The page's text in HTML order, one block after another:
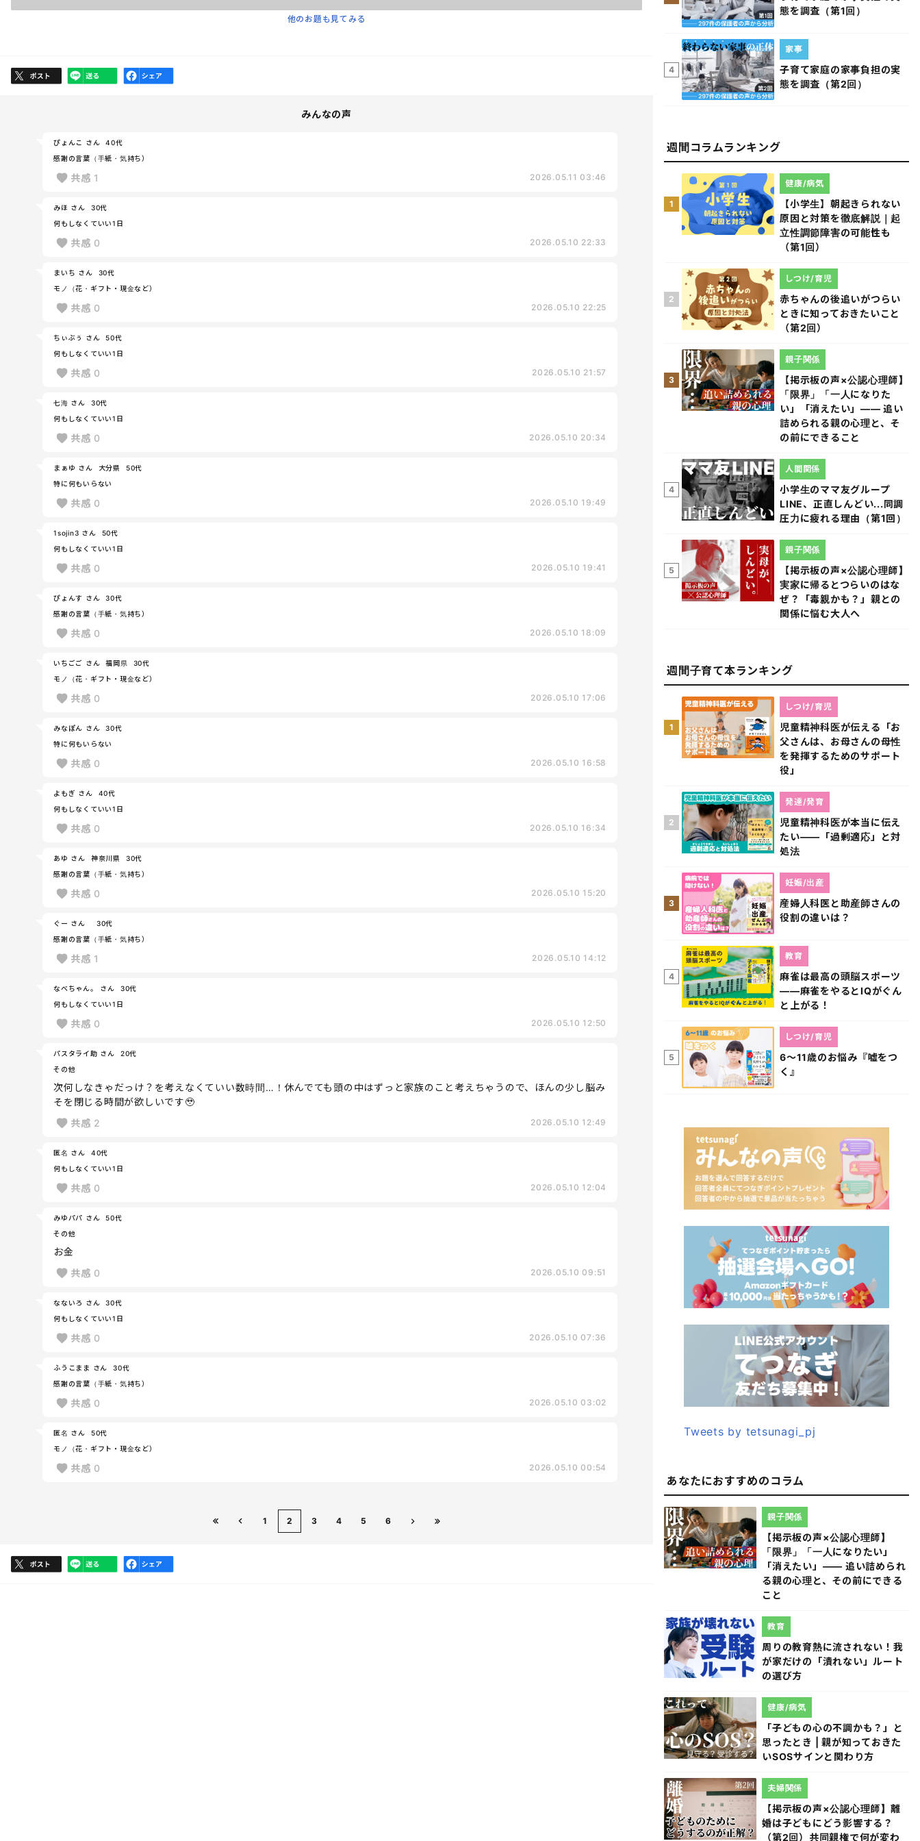
他のお題も見てみる
みんなの声
ぴょんこ さん
40代
感謝の言葉（手紙・気持ち）
共感 1 2026.05.11 03:46
みほ さん
30代
何もしなくていい1日
共感 0 2026.05.10 22:33
まいち さん
30代
モノ（花・ギフト・現金など）
共感 0 2026.05.10 22:25
ちぃぶぅ さん
50代
何もしなくていい1日
共感 0 2026.05.10 21:57
七海 さん
30代
何もしなくていい1日
共感 0 2026.05.10 20:34
まぁゆ さん 大分県
50代
特に何もいらない
共感 0 2026.05.10 19:49
1sojin3 さん
50代
何もしなくていい1日
共感 0 2026.05.10 19:41
ぴょんす さん
30代
感謝の言葉（手紙・気持ち）
共感 0 2026.05.10 18:09
いちごご さん 福岡県
30代
モノ（花・ギフト・現金など）
共感 0 2026.05.10 17:06
みなぽん さん
30代
特に何もいらない
共感 0 2026.05.10 16:58
よもぎ さん
40代
何もしなくていい1日
共感 0 2026.05.10 16:34
あゆ さん 神奈川県
30代
感謝の言葉（手紙・気持ち）
共感 0 2026.05.10 15:20
ぐー さん
30代
感謝の言葉（手紙・気持ち）
共感 1 2026.05.10 14:12
なべちゃん。 さん
30代
何もしなくていい1日
共感 0 2026.05.10 12:50
パスタライ助 さん
20代
その他
次何しなきゃだっけ？を考えなくていい数時間…！休んでても頭の中はずっと家族のこと考えちゃうので、ほんの少し脳み
そを閉じる時間が欲しいです🥹
共感 2 2026.05.10 12:49
匿名 さん
40代
何もしなくていい1日
共感 0 2026.05.10 12:04
みゆパパ さん
50代
その他
お金
共感 0 2026.05.10 09:51
なないろ さん
30代
何もしなくていい1日
共感 0 2026.05.10 07:36
ふうこまま さん
30代
感謝の言葉（手紙・気持ち）
共感 0 2026.05.10 03:02
匿名 さん
50代
モノ（花・ギフト・現金など）
共感 0 2026.05.10 00:54
1 2 3 4 5 6
態を調査（第1回）
4
子育て家庭の家事負担の実
態を調査（第2回）
家事
週間コラムランキング
1
【小学生】朝起きられない
原因と対策を徹底解説｜起
立性調節障害の可能性も
（第1回）
健康/病気
2
赤ちゃんの後追いがつらい
ときに知っておきたいこと
（第2回）
しつけ/育児
3
【掲示板の声×公認心理師】
「限界」「一人になりた
い」「消えたい」―― 追い
詰められる親の心理と、そ
の前にできること
親子関係
4
小学生のママ友グループ
LINE、正直しんどい...同調
圧力に疲れる理由（第1回）
人間関係
5
【掲示板の声×公認心理師】
実家に帰るとつらいのはな
ぜ？「毒親かも？」親との
関係に悩む大人へ
親子関係
週間子育て本ランキング
1
児童精神科医が伝える「お
父さんは、お母さんの母性
を発揮するためのサポート
役」
しつけ/育児
2
児童精神科医が本当に伝え
たい――「過剰適応」と対
処法
発達/発育
3
産婦人科医と助産師さんの
役割の違いは？
妊娠/出産
4
麻雀は最高の頭脳スポーツ
――麻雀をやるとIQがぐん
と上がる！
教育
5
6～11歳のお悩み『嘘をつ
く』
しつけ/育児
Tweets by tetsunagi_pj
あなたにおすすめのコラム
【掲示板の声×公認心理師】
「限界」「一人になりたい」
「消えたい」―― 追い詰められ
る親の心理と、その前にできる
こと
親子関係
周りの教育熱に流されない！我
が家だけの「潰れない」ルート
の選び方
教育
「子どもの心の不調かも？」と
思ったとき | 親が知っておきた
いSOSサインと関わり方
健康/病気
【掲示板の声×公認心理師】離
婚は子どもにどう影響する？
（第2回）共同親権で何が変わ
夫婦関係